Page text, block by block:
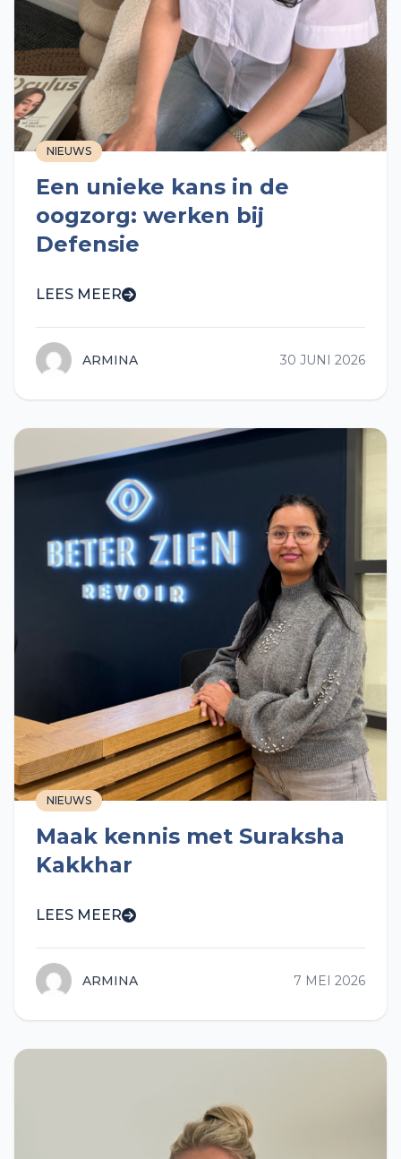
NIEUWS
Een unieke kans in de
oogzorg: werken bij
Defensie
LEES MEER
ARMINA 30 JUNI 2026
NIEUWS
Maak kennis met Suraksha
Kakkhar
LEES MEER
ARMINA 7 MEI 2026